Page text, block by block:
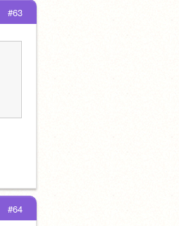
#63
#64